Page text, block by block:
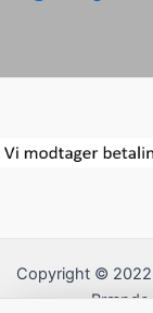
Copyright © 2022
Brænde